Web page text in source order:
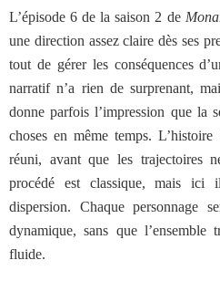
L’épisode 6 de la saison 2 de
une direction assez claire dès ses
tout de gérer les conséquences
narratif n’a rien de surprenant,
donne parfois l’impression que la
choses en même temps.
réuni, avant que les trajectoires
procédé est classique, mais ici
dispersion. Chaque personnage
dynamique, sans que l’ensemble
fluide.